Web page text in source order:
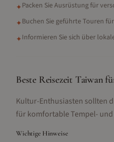
✦Packen Sie Ausrüstung für
✦Buchen Sie geführte Touren
✦Informieren Sie sich über
Beste Reisezeit Taiwan
Kultur-Enthusiasten sollten
für komfortable Tempel-
Wichtige Hinweise